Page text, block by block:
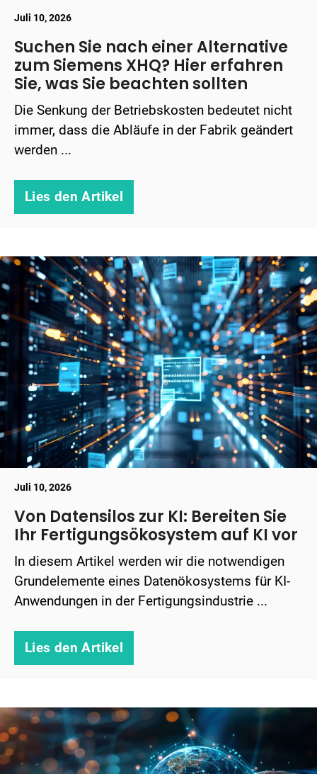
Juli 10, 2026
Suchen Sie nach einer Alternative
zum Siemens XHQ? Hier erfahren
Sie, was Sie beachten sollten
Die Senkung der Betriebskosten bedeutet nicht
immer, dass die Abläufe in der Fabrik geändert
werden ...
Lies den Artikel
Juli 10, 2026
Von Datensilos zur KI: Bereiten Sie
Ihr Fertigungsökosystem auf KI vor
In diesem Artikel werden wir die notwendigen
Grundelemente eines Datenökosystems für KI-
Anwendungen in der Fertigungsindustrie ...
Lies den Artikel